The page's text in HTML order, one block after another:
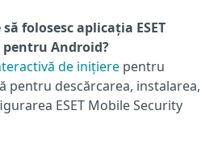
folosesc aplicația ESET
Android?
de inițiere pentru
pentru descărcarea, instalarea,
ESET Mobile Security